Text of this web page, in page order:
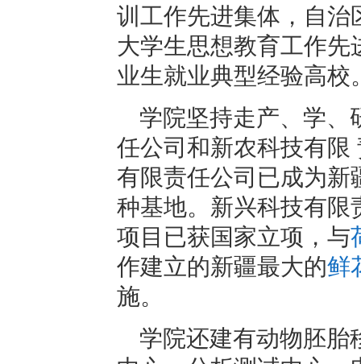
训工作先进集体，自治
大学生思想教育工作
业生就业典型经验高校
学院坚持走产、学、
任公司和新农科技有限
有限责任公司已成为新
种基地。新兴科技有限
项目已获国家立项，与
作建立的新疆最大的鲜
施。
学院还建有动物胚胎